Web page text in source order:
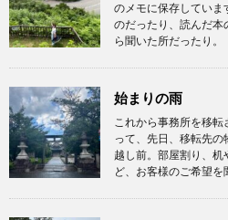
のメモに保存していま
のだったり、読んだ本
ら聞いた所だったり
始まりの雨
これから事務所を移転
って、先日、移転先の
越し前。部屋割り、
ど、お客様のご希望